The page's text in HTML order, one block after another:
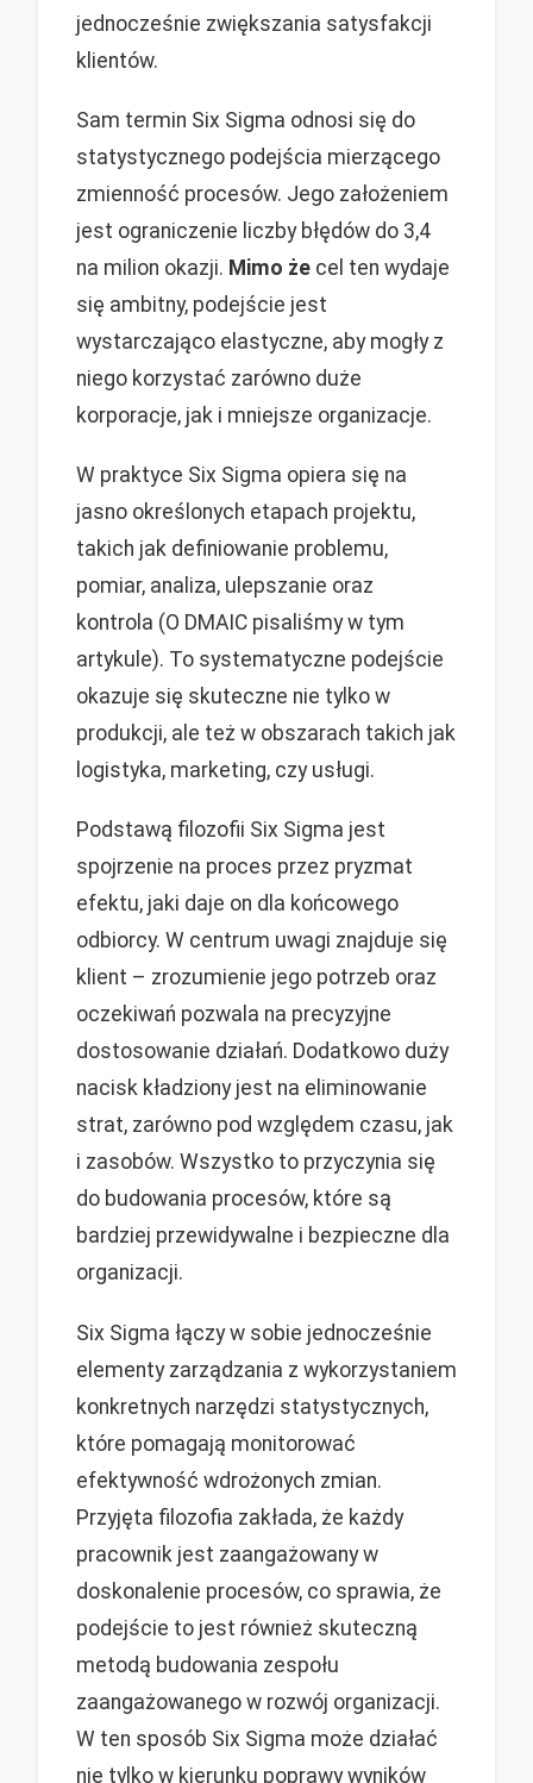
jednocześnie zwiększania satysfakcji
klientów.
Sam termin Six Sigma odnosi się do
statystycznego podejścia mierzącego
zmienność procesów. Jego założeniem
jest ograniczenie liczby błędów do 3,4
na milion okazji. Mimo że cel ten wydaje
się ambitny, podejście jest
wystarczająco elastyczne, aby mogły z
niego korzystać zarówno duże
korporacje, jak i mniejsze organizacje.
W praktyce Six Sigma opiera się na
jasno określonych etapach projektu,
takich jak definiowanie problemu,
pomiar, analiza, ulepszanie oraz
kontrola (O DMAIC pisaliśmy w tym
artykule). To systematyczne podejście
okazuje się skuteczne nie tylko w
produkcji, ale też w obszarach takich jak
logistyka, marketing, czy usługi.
Podstawą filozofii Six Sigma jest
spojrzenie na proces przez pryzmat
efektu, jaki daje on dla końcowego
odbiorcy. W centrum uwagi znajduje się
klient – zrozumienie jego potrzeb oraz
oczekiwań pozwala na precyzyjne
dostosowanie działań. Dodatkowo duży
nacisk kładziony jest na eliminowanie
strat, zarówno pod względem czasu, jak
i zasobów. Wszystko to przyczynia się
do budowania procesów, które są
bardziej przewidywalne i bezpieczne dla
organizacji.
Six Sigma łączy w sobie jednocześnie
elementy zarządzania z wykorzystaniem
konkretnych narzędzi statystycznych,
które pomagają monitorować
efektywność wdrożonych zmian.
Przyjęta filozofia zakłada, że każdy
pracownik jest zaangażowany w
doskonalenie procesów, co sprawia, że
podejście to jest również skuteczną
metodą budowania zespołu
zaangażowanego w rozwój organizacji.
W ten sposób Six Sigma może działać
nie tylko w kierunku poprawy wyników